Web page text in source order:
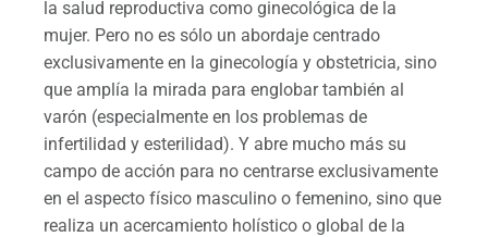
la salud reproductiva como ginecológica de la
mujer. Pero no es sólo un abordaje centrado
exclusivamente en la ginecología y obstetricia, sino
que amplía la mirada para englobar también al
varón (especialmente en los problemas de
infertilidad y esterilidad). Y abre mucho más su
campo de acción para no centrarse exclusivamente
en el aspecto físico masculino o femenino, sino que
realiza un acercamiento holístico o global de la